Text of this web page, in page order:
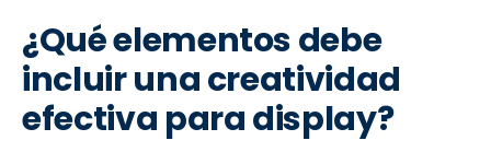
¿Qué elementos debe
incluir una creatividad
efectiva para display?